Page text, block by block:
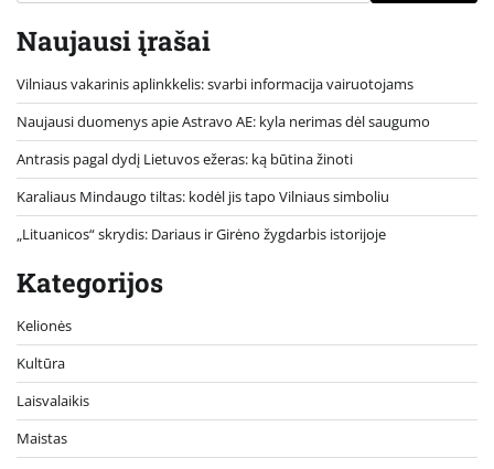
Naujausi įrašai
Vilniaus vakarinis aplinkkelis: svarbi informacija vairuotojams
Naujausi duomenys apie Astravo AE: kyla nerimas dėl saugumo
Antrasis pagal dydį Lietuvos ežeras: ką būtina žinoti
Karaliaus Mindaugo tiltas: kodėl jis tapo Vilniaus simboliu
„Lituanicos“ skrydis: Dariaus ir Girėno žygdarbis istorijoje
Kategorijos
Kelionės
Kultūra
Laisvalaikis
Maistas